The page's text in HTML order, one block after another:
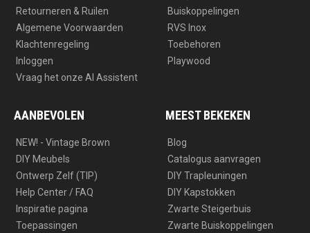
Retourneren & Ruilen
Algemene Voorwaarden
Klachtenregeling
Inloggen
Vraag het onze AI Assistent
Buiskoppelingen
RVS Inox
Toebehoren
Playwood
AANBEVOLEN
NEW! - Vintage Brown
DIY Meubels
Ontwerp Zelf (TIP)
Help Center / FAQ
Inspiratie pagina
Toepassingen
MEEST BEKEKEN
Blog
Catalogus aanvragen
DIY Trapleuningen
DIY Kapstokken
Zwarte Steigerbuis
Zwarte Buiskoppelingen